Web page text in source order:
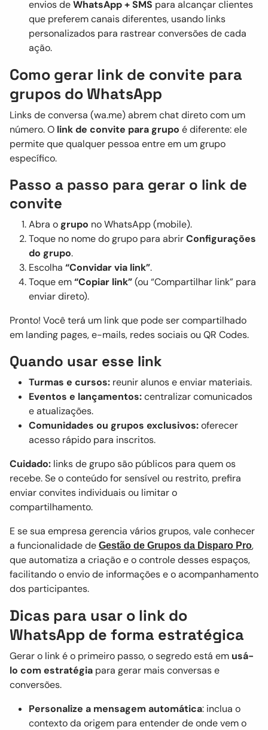
envios deWhatsApp + SMS para alcançar clientes
que preferem canais diferentes, usando links
personalizados para rastrear conversões de cada
ação.
Como gerar link de convite para
grupos do WhatsApp
Links de conversa (wa.me) abrem chat direto com um
número. O link de convite para grupo é diferente: ele
permite que qualquer pessoa entre em um grupo
específico.
Passo a passo para gerar o link de
convite
Abra ogrupo no WhatsApp (mobile).
Toque no nome do grupo para abrirConfigurações
do grupo.
Escolha “Convidar via link”.
Toque em“Copiar link”(ou “Compartilhar link” para
enviar direto).
Pronto! Você terá um link que pode ser compartilhado
em landing pages, e-mails, redes sociais ou QR Codes.
Quando usar esse link
Turmas e cursos: reunir alunos e enviar materiais.
Eventos e lançamentos:centralizar comunicados
e atualizações.
Comunidades ou grupos exclusivos:oferecer
acesso rápido para inscritos.
Cuidado: links de grupo são públicos para quem os
recebe. Se o conteúdo for sensível ou restrito, prefira
enviar convites individuais ou limitar o
compartilhamento.
E se sua empresa gerencia vários grupos, vale conhecer
a funcionalidade de Gestão de Grupos da Disparo Pro,
que automatiza a criação e o controle desses espaços,
facilitando o envio de informações e o acompanhamento
dos participantes.
Dicas para usar o link do
WhatsApp de forma estratégica
Gerar o link é o primeiro passo, o segredo está em usá-
lo com estratégia para gerar mais conversas e
conversões.
Personalize a mensagem automática: inclua o
contexto da origem para entender de onde vem o